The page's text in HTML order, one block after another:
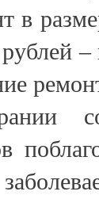
в
–